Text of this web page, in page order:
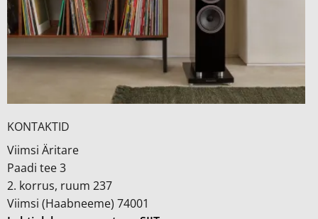
KONTAKTID
Viimsi Äritare
Paadi tee 3
2. korrus, ruum 237
Viimsi (Haabneeme) 74001